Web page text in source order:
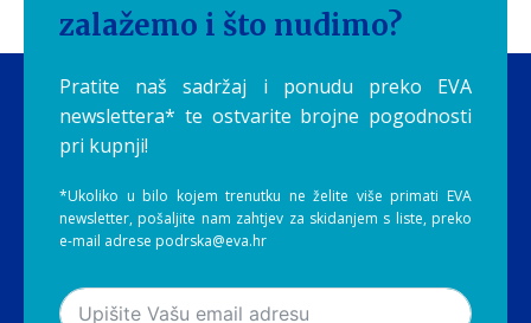
zalažemo i što nudimo?
Pratite naš sadržaj i ponudu preko EVA
newslettera* te ostvarite brojne pogodnosti
pri kupnji!
*Ukoliko u bilo kojem trenutku ne želite više primati EVA
newsletter, pošaljite nam zahtjev za skidanjem s liste, preko
e-mail adrese podrska@eva.hr